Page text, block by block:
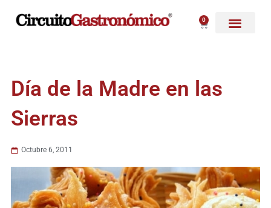
0
Carrito
Día de la Madre en las
Sierras
Octubre 6, 2011